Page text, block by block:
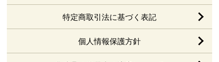
特定商取引法に基づく表記
個人情報保護方針